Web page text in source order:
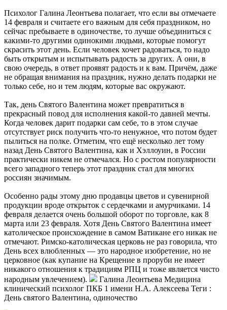
Психолог Галина Леонтьева полагает, что если вы отмечаете
14 февраля и считаете его важным для себя праздником, но
сейчас пребываете в одиночестве, то лучше объединиться с
какими-то другими одинокими людьми, которые помогут
скрасить этот день. Если человек хочет радоваться, то надо
быть открытым и испытывать радость за других. А они, в
свою очередь, в ответ проявят радость и к вам. Причём, даже
не обращая внимания на праздник, нужно делать подарки не
только себе, но и тем людям, которые вас окружают.
Так, день Святого Валентина может превратиться в
прекрасный повод для исполнения какой-то давней мечты.
Когда человек дарит подарки сам себе, то в этом случае
отсутствует риск получить что-то ненужное, что потом будет
пылиться на полке. Отметим, что ещё несколько лет тому
назад День Святого Валентина, как и Хэллоуин, в России
практически никем не отмечался. Но с ростом популярности
всего западного теперь этот праздник стал для многих
россиян значимым.
Особенно рады этому дню продавцы цветов и сувенирной
продукции вроде открыток с сердечками и амурчиками. 14
февраля делается очень большой оборот по торговле, как 8
марта или 23 февраля. Хотя День Святого Валентина имеет
католическое происхождение в самом Ватикане его никак не
отмечают. Римско-католическая церковь не раз говорила, что
День всех влюбленных — это народное изобретение, но не
церковное (как купание на Крещение в проруби не имеет
никакого отношения к традициям РПЦ и тоже является чисто
народным увлечением).
Галина Леонтьева Медицина
клинический психолог ПКБ 1 имени Н.А. Алексеева Теги :
День святого Валентина, одиночество